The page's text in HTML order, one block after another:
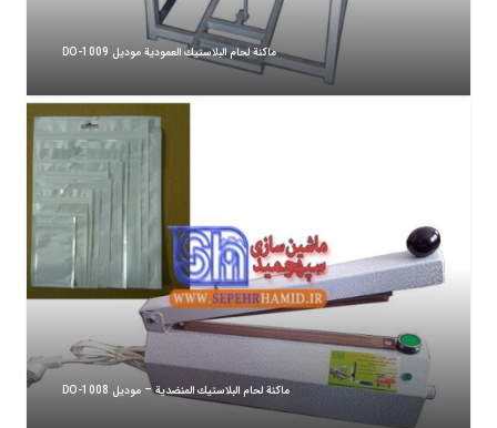
ماكنة لحام البلاستيك العمودية موديل DO-1009
ماكنة لحام البلاستيك المنضدية – موديل DO-1008